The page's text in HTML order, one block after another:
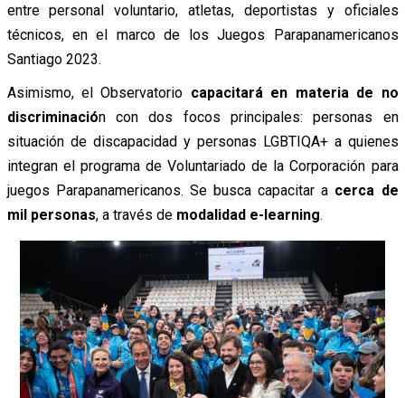
entre personal voluntario, atletas, deportistas y oficiales
técnicos, en el marco de los Juegos Parapanamericanos
Santiago 2023.
Asimismo, el Observatorio capacitará en materia de no
discriminación con dos focos principales: personas en
situación de discapacidad y personas LGBTIQA+ a quienes
integran el programa de Voluntariado de la Corporación para
juegos Parapanamericanos. Se busca capacitar a cerca de
mil personas, a través de modalidad e-learning.